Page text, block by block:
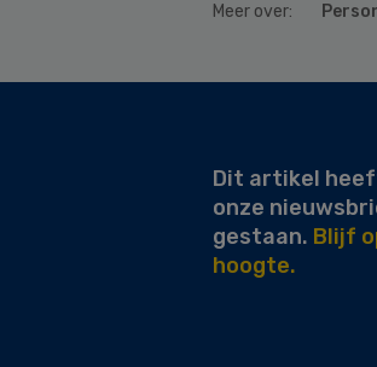
Meer over:
Dit artikel
onze
gestaan. Blijf
hoogte.